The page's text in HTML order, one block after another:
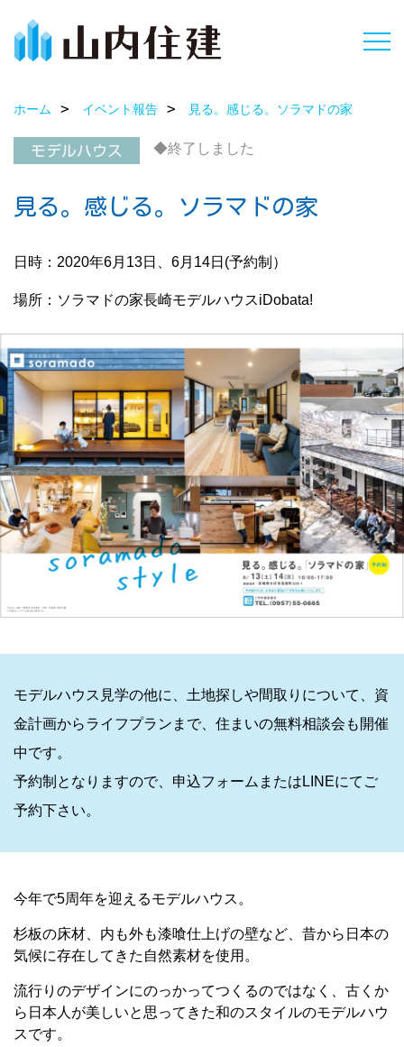
ホーム イベント報告 見る。感じる。ソラマドの家
◆終了しました
見る。感じる。ソラマドの家
日時：2020年6月13日、6月14日(予約制）
場所：ソラマドの家長崎モデルハウスiDobata!
モデルハウス見学の他に、土地探しや間取りについて、資
金計画からライフプランまで、住まいの無料相談会も開催
中です。
予約制となりますので、申込フォームまたはLINEにてご
予約下さい。
今年で5周年を迎えるモデルハウス。
杉板の床材、内も外も漆喰仕上げの壁など、昔から日本の
気候に存在してきた自然素材を使用。
流行りのデザインにのっかってつくるのではなく、古くか
ら日本人が美しいと思ってきた和のスタイルのモデルハウ
スです。